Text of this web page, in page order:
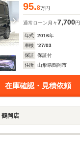
95.8万円
通常ローン 月々7,700円
年式 2016年
車検
'27/03
保証
保証付
住所
山形県鶴岡市
在庫確認・見積依頼
鶴岡店